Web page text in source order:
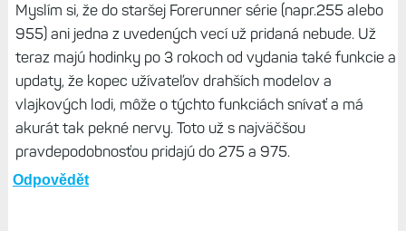
Myslím si, že do staršej Forerunner série (napr.255 alebo
955) ani jedna z uvedených vecí už pridaná nebude. Už
teraz majú hodinky po 3 rokoch od vydania také funkcie a
updaty, že kopec užívateľov drahších modelov a
vlajkových lodi, môže o týchto funkciách snívať a má
akurát tak pekné nervy. Toto už s najväčšou
pravdepodobnosťou pridajú do 275 a 975.
Odpovědět